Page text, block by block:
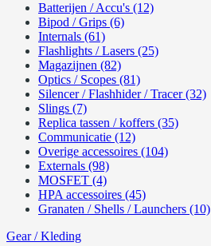
Batterijen / Accu's (12)
Bipod / Grips (6)
Internals (61)
Flashlights / Lasers (25)
Magazijnen (82)
Optics / Scopes (81)
Silencer / Flashhider / Tracer (32)
Slings (7)
Replica tassen / koffers (35)
Communicatie (12)
Overige accessoires (104)
Externals (98)
MOSFET (4)
HPA accessoires (45)
Granaten / Shells / Launchers (10)
Gear / Kleding